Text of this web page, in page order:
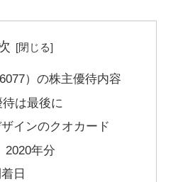
）の株主優待内容
は最後に
インのクオカード
2020年分
日